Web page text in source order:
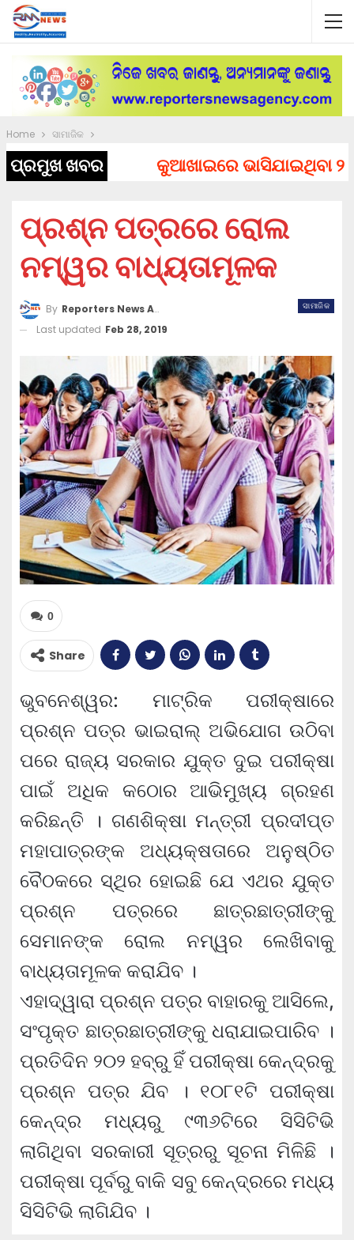
Home ସାମାଜିକ
ପ୍ରମୁଖ ଖବର କୁଆଖାଇରେ ଭାସିଯାଇଥିବା ୨
ପ୍ରଶ୍ନ ପତ୍ରରେ ରୋଲ
ନମ୍ୱର ବାଧ୍ୟତାମୂଳକ
ସାମାଜିକ
By Reporters News Agency
Last updated Feb 28, 2019
0
Share
ଭୁବନେଶ୍ୱର: ମାଟ୍ରିକ ପରୀକ୍ଷାରେ
ପ୍ରଶ୍ନ ପତ୍ର ଭାଇରାଲ୍‍ ଅଭିଯୋଗ ଉଠିବା
ପରେ ରାଜ୍ୟ ସରକାର ଯୁକ୍ତ ଦୁଇ ପରୀକ୍ଷା
ପାଇଁ ଅଧିକ କଠୋର ଆଭିମୁଖ୍ୟ ଗ୍ରହଣ
କରିଛନ୍ତି । ଗଣଶିକ୍ଷା ମନ୍ତ୍ରୀ ପ୍ରଦୀପ୍ତ
ମହାପାତ୍ରଙ୍କ ଅଧ୍ୟକ୍ଷତାରେ ଅନୁଷ୍ଠିତ
ବୈଠକରେ ସ୍ଥିର ହୋଇଛି ଯେ ଏଥର ଯୁକ୍ତ
ପ୍ରଶ୍ନ ପତ୍ରରେ ଛାତ୍ରଛାତ୍ରୀଙ୍କୁ
ସେମାନଙ୍କ ରୋଲ ନମ୍ୱର ଲେଖିବାକୁ
ବାଧ୍ୟତାମୂଳକ କରାଯିବ ।
ଏହାଦ୍ୱାରା ପ୍ରଶ୍ନ ପତ୍ର ବାହାରକୁ ଆସିଲେ,
ସଂପୃକ୍ତ ଛାତ୍ରଛାତ୍ରୀଙ୍କୁ ଧରାଯାଇପାରିବ ।
ପ୍ରତିଦିନ ୨୦୨ ହବ୍‍ରୁ ହିଁ ପରୀକ୍ଷା କେନ୍ଦ୍ରକୁ
ପ୍ରଶ୍ନ ପତ୍ର ଯିବ । ୧୦୮୧ଟି ପରୀକ୍ଷା
କେନ୍ଦ୍ର ମଧ୍ୟରୁ ୯୩୬ଟିରେ ସିସିଟିଭି
ଲାଗିଥିବା ସରକାରୀ ସୂତ୍ରରୁ ସୂଚନା ମିଳିଛି ।
ପରୀକ୍ଷା ପୂର୍ବରୁ ବାକି ସବୁ କେନ୍ଦ୍ରରେ ମଧ୍ୟ
ସିସିଟିଭି ଲାଗିଯିବ ।